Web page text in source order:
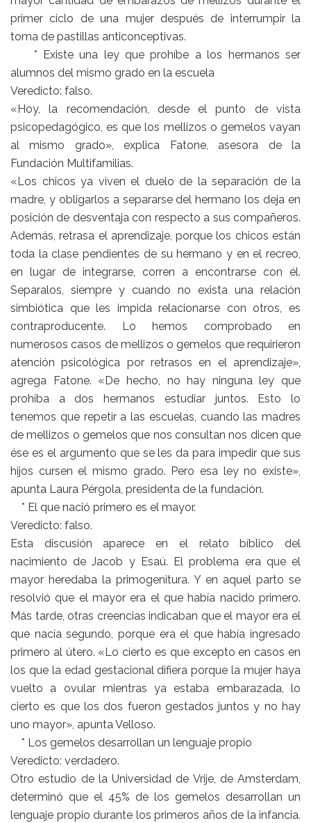
primer ciclo de una mujer después de interrumpir la
toma de pastillas anticonceptivas.
* Existe una ley que prohíbe a los hermanos ser
alumnos del mismo grado en la escuela
Veredicto: falso.
«Hoy, la recomendación, desde el punto de vista
psicopedagógico, es que los mellizos o gemelos vayan
al mismo grado», explica Fatone, asesora de la
Fundación Multifamilias.
«Los chicos ya viven el duelo de la separación de la
madre, y obligarlos a separarse del hermano los deja en
posición de desventaja con respecto a sus compañeros.
Además, retrasa el aprendizaje, porque los chicos están
toda la clase pendientes de su hermano y en el recreo,
en lugar de integrarse, corren a encontrarse con él.
Separalos, siempre y cuando no exista una relación
simbiótica que les impida relacionarse con otros, es
contraproducente. Lo hemos comprobado en
numerosos casos de mellizos o gemelos que requirieron
atención psicológica por retrasos en el aprendizaje»,
agrega Fatone. «De hecho, no hay ninguna ley que
prohíba a dos hermanos estudiar juntos. Esto lo
tenemos que repetir a las escuelas, cuando las madres
de mellizos o gemelos que nos consultan nos dicen que
ése es el argumento que se les da para impedir que sus
hijos cursen el mismo grado. Pero esa ley no existe»,
apunta Laura Pérgola, presidenta de la fundación.
* El que nació primero es el mayor.
Veredicto: falso.
Esta discusión aparece en el relato bíblico del
nacimiento de Jacob y Esaú. El problema era que el
mayor heredaba la primogenitura. Y en aquel parto se
resolvió que el mayor era el que había nacido primero.
Más tarde, otras creencias indicaban que el mayor era el
que nacía segundo, porque era el que había ingresado
primero al útero. «Lo cierto es que excepto en casos en
los que la edad gestacional difiera porque la mujer haya
vuelto a ovular mientras ya estaba embarazada, lo
cierto es que los dos fueron gestados juntos y no hay
uno mayor», apunta Velloso.
* Los gemelos desarrollan un lenguaje propio
Veredicto: verdadero.
Otro estudio de la Universidad de Vrije, de Amsterdam,
determinó que el 45% de los gemelos desarrollan un
lenguaje propio durante los primeros años de la infancia.